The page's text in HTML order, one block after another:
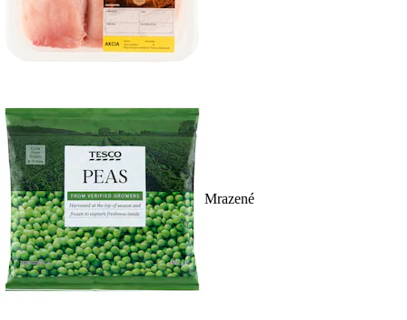
Mrazené